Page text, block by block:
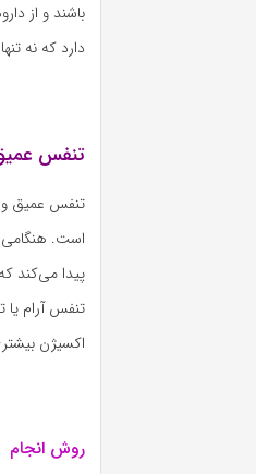
باشند و از
دارد که نه
تنفس
تنفس عمیق و
است. هنگامی
تنفس آرام
اکسیژن
روش انجام